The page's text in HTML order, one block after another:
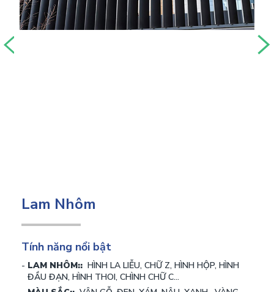
Lam Nhôm
Tính năng nổi bật
LAM NHÔM:: HÌNH LA LIỄU, CHỮ Z, HÌNH HỘP, HÌNH
ĐẦU ĐẠN, HÌNH THOI, CHÌNH CHỮ C...